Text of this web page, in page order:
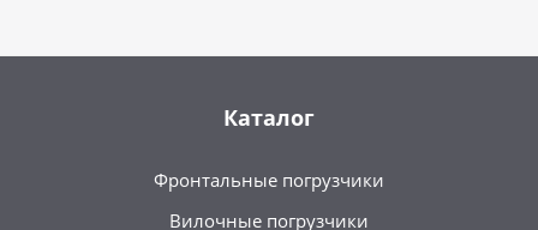
Каталог
Фронтальные погрузчики
Вилочные погрузчики